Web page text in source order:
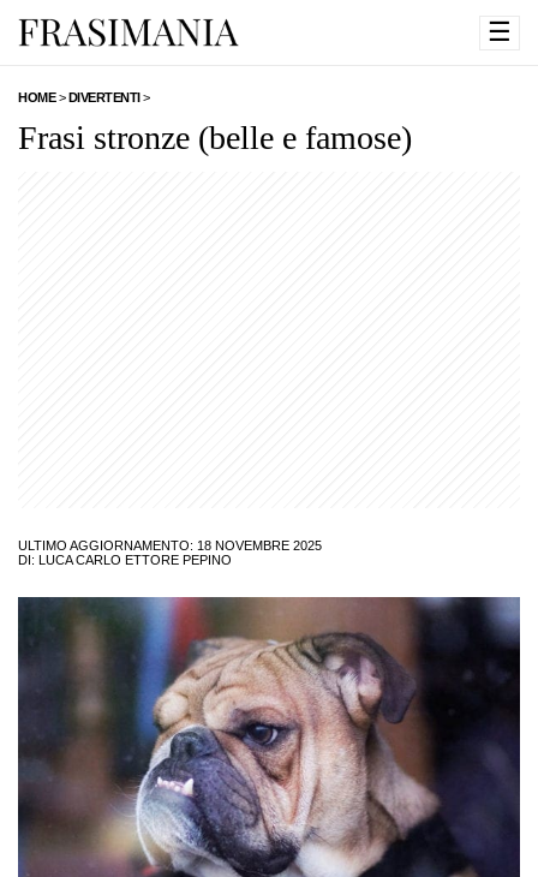
☰
HOME>DIVERTENTI>
Frasi stronze (belle e famose)
ULTIMO AGGIORNAMENTO: 18 NOVEMBRE 2025
DI: LUCA CARLO ETTORE PEPINO